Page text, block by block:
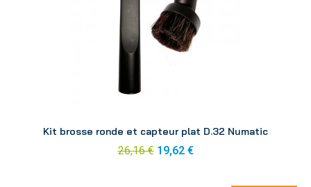
Kit brosse ronde et capteur plat D.32 Numatic
26,16 € 19,62 €